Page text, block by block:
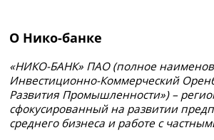
О Нико-банке
«НИКО-БАНК» ПАО (полное
Инвестиционно-Коммерческий
Развития Промышленности») –
сфокусированный на развитии
среднего бизнеса и работе с